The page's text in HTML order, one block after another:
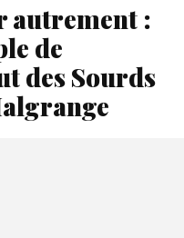
autrement :
de
des Sourds